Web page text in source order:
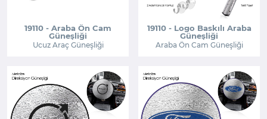
19110 - Araba Ön Cam
Güneşliği
Ucuz Araç Güneşliği
19110 - Logo Baskılı Araba
Güneşliği
Araba Ön Cam Güneşliği